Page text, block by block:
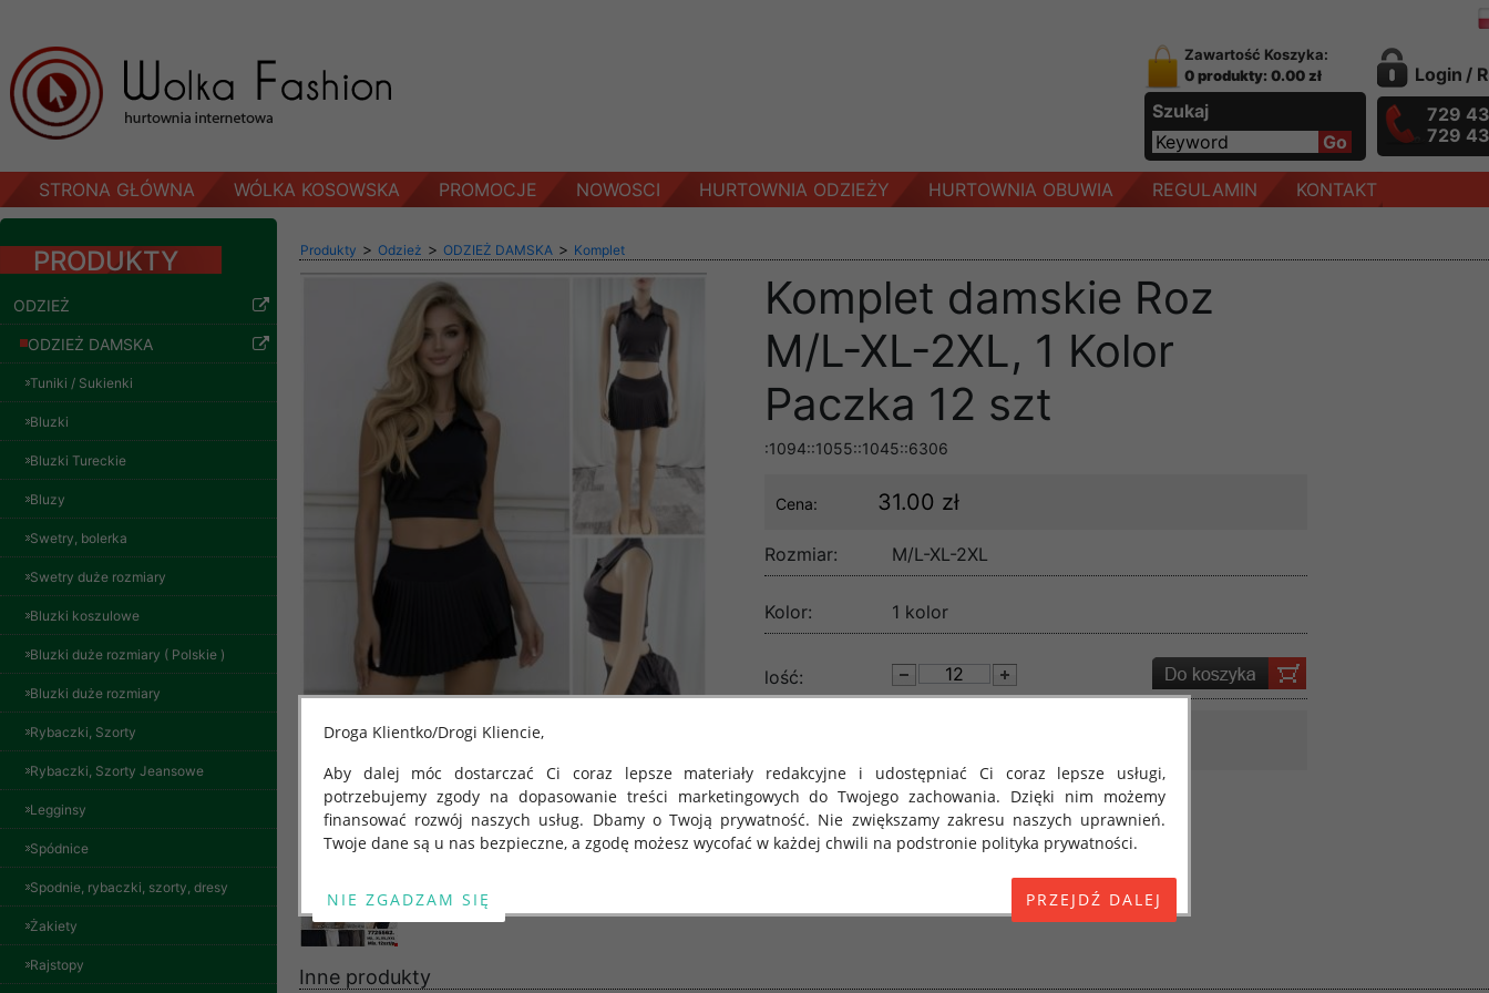
Zawartość Koszyka:
0 produkty: 0.00 zł
Szukaj
Login /
729
729
STRONA GŁÓWNA WÓLKA KOSOWSKA PROMOCJE NOWOSCI HURTOWNIA ODZIEŻY HURTOWNIA OBUWIA REGULAMIN KONTAKT
PRODUKTY
ODZIEŻ
ODZIEŻ DAMSKA
Tuniki / Sukienki
Bluzki
Bluzki Tureckie
Bluzy
Swetry, bolerka
Swetry duże rozmiary
Bluzki koszulowe
Bluzki duże rozmiary ( Polskie )
Bluzki duże rozmiary
Rybaczki, Szorty
Rybaczki, Szorty Jeansowe
Legginsy
Spódnice
Spodnie, rybaczki, szorty, dresy
Żakiety
Rajstopy
Paczka 10 szt
Produkty > Odzież > ODZIEŻ DAMSKA > Komplet
Komplet damskie Roz
M/L-XL-2XL, 1 Kolor
Paczka 12 szt
:1094::1055::1045::6306
Cena: 31.00 zł
Rozmiar: M/L-XL-2XL
Kolor: 1 kolor
lość:
Inne produkty
Droga Klientko/Drogi Kliencie,
Aby dalej móc dostarczać Ci coraz lepsze materiały redakcyjne i udostępniać Ci coraz lepsze usługi,
potrzebujemy zgody na dopasowanie treści marketingowych do Twojego zachowania. Dzięki nim możemy
finansować rozwój naszych usług. Dbamy o Twoją prywatność. Nie zwiększamy zakresu naszych uprawnień.
Twoje dane są u nas bezpieczne, a zgodę możesz wycofać w każdej chwili na podstronie polityka prywatności.
Od 25 maja 2018 roku obowiązuje Rozporządzenie Parlamentu Europejskiego i Rady (UE) 2016/679 z dnia 27
kwietnia 2016 r. w sprawie ochrony osób fizycznych w związku z przetwarzaniem danych osobowych i w sprawie
swobodnego przepływu takich danych oraz uchylenia dyrektywy 95/46/WE (określane jako "RODO", "ORODO",
przetwarzaniu Twoich danych oraz zasadach, na jakich odbywa się to po dniu 25 maja 2018 roku. Poniżej